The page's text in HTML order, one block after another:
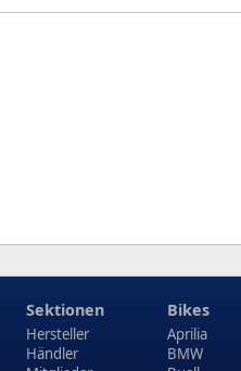
Sektionen
Hersteller
Händler
Bikes
Aprilia
BMW